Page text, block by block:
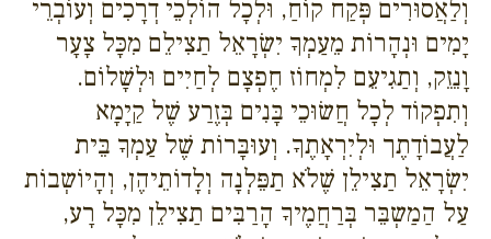
וְלַאֲסוּרִים פְּקַח קוֹחַ, וּלְכָל הוֹלְכֵי דְרָכִים וְעוֹבְרֵי
יָמִים וּנְהָרוֹת מֵעַמְךָ יִשְׂרָאֵל תַצִילֵם מִכָּל צָעָר
וָנֵזֵק, וְתַגִיעֵם לִמְחוֹז חֶפְצָם לְחַיִים וּלְשָׁלוֹם.
וְתִפְקוֹד לְכָל חֲשׂוּכֵי בָּנִים בְּזֶרַע שֶׁל קַיָמָא
לַעֲבוֹדָתֶך וּלְיִרְאָתֶךָ. וְעוּבָּרוֹת שֶׁל עַמְךָ בֵּית
יִשְׂרָאֵל תַצִילֵן שֶׁלֹא תַפֵּלְנָה וְלָדוֹתֵיהֶן, וְהָיוֹשְבוֹת
עַל הַמַשְבֵּר בְּרַחֲמֶיךָ הָרַבִּים תַצִילֵן מִכָּל רָע,